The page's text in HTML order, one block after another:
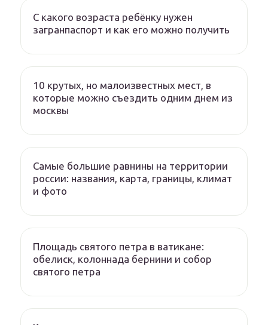
С какого возраста ребёнку нужен
загранпаспорт и как его можно получить
10 крутых, но малоизвестных мест, в
которые можно съездить одним днем из
москвы
Самые большие равнины на территории
россии: названия, карта, границы, климат
и фото
Площадь святого петра в ватикане:
обелиск, колоннада бернини и собор
святого петра